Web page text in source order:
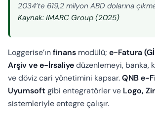
2034’te 619,2 milyon ABD dolarına
Kaynak: IMARC Group (2025)
Loggerise’ınfinans modülü; e-Fatura
Arşiv ve e-İrsaliyedüzenlemeyi, banka,
ve döviz cari yönetimini kapsar.QNB e-
Uyumsoft gibi entegratörler ve Logo,
sistemleriyle entegre çalışır.